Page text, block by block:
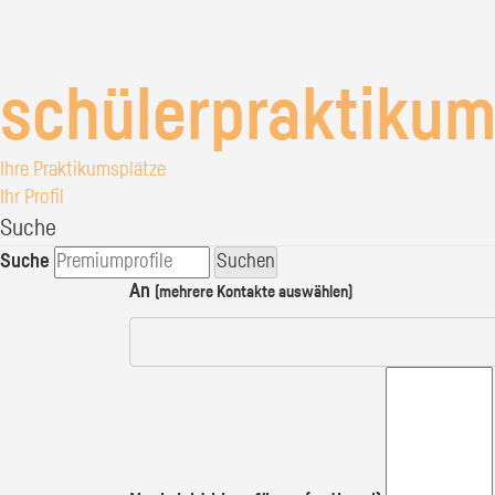
Ihre Praktikumsplätze
Ihr Profil
Suche
Suche
Suchen
An (mehrere Kontakte auswählen)